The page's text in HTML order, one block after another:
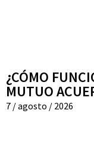
¿CÓMO
MUTUO
7 / agosto / 2026